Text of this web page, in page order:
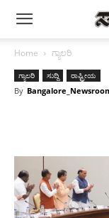
Home ಗ್ಯಾಲರಿ
ಗ್ಯಾಲರಿ ಸುದ್ದಿ ರಾಷ್ಟ್ರೀಯ
By